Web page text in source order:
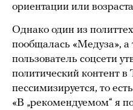
ориентации или
Однако один из
пообщалась «Медуза», а
пользователь соцсети
политический контент
пессимизируется, то
«В „рекомендуемом“ я